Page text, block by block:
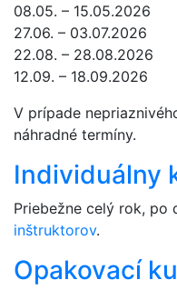
08.05. – 15.05.2026
27.06. – 03.07.2026
22.08. – 28.08.2026
12.09. – 18.09.2026
V prípade
náhradné termíny.
Individuálny
Priebežne celý rok, po
inštruktorov.
Opakovací